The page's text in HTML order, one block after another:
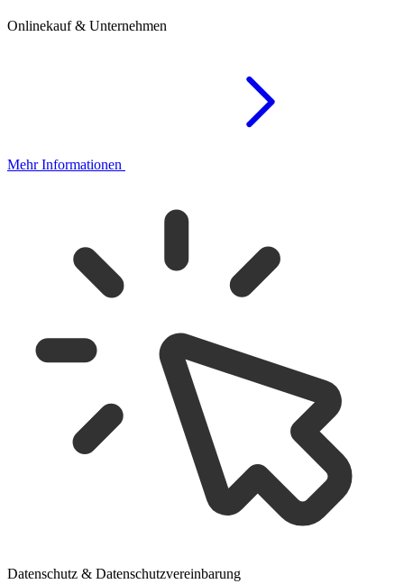
Onlinekauf & Unternehmen
Mehr Informationen
Datenschutz & Datenschutzvereinbarung